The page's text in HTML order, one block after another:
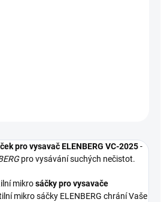
pro vysavač ELENBERG VC-2025-
pro vysávání suchých nečistot.
mikrosáčky pro vysavače
mikro sáčky ELENBERG chrání Vaše